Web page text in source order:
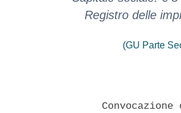
Registro delle
(GU Parte